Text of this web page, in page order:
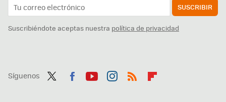
SUSCRIBIR
Suscribiéndote aceptas nuestra política de privacidad
Síguenos